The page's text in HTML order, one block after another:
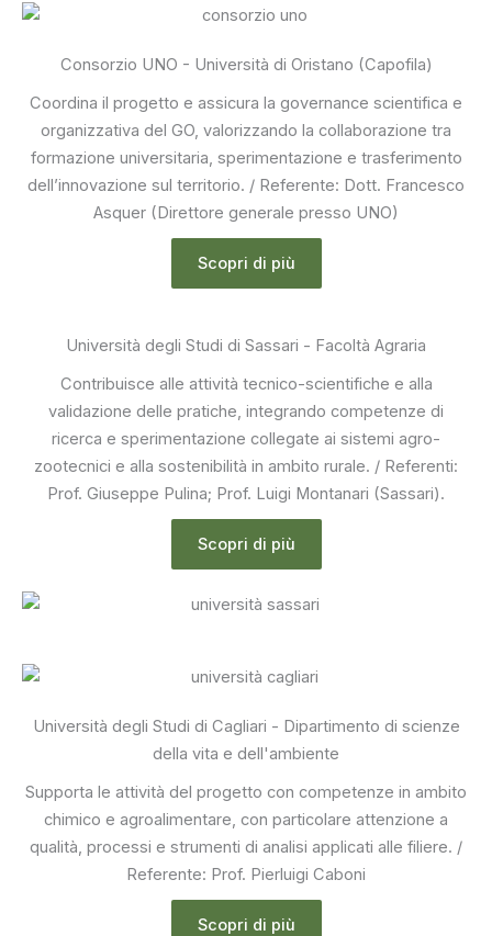
Consorzio UNO - Università di Oristano (Capofila)
Coordina il progetto e assicura la governance scientifica e
organizzativa del GO, valorizzando la collaborazione tra
formazione universitaria, sperimentazione e trasferimento
dell’innovazione sul territorio. / Referente: Dott. Francesco
Asquer (Direttore generale presso UNO)
Scopri di più
Università degli Studi di Sassari - Facoltà Agraria
Contribuisce alle attività tecnico-scientifiche e alla
validazione delle pratiche, integrando competenze di
ricerca e sperimentazione collegate ai sistemi agro-
zootecnici e alla sostenibilità in ambito rurale. / Referenti:
Prof. Giuseppe Pulina; Prof. Luigi Montanari (Sassari).
Scopri di più
Università degli Studi di Cagliari - Dipartimento di scienze
della vita e dell'ambiente
Supporta le attività del progetto con competenze in ambito
chimico e agroalimentare, con particolare attenzione a
qualità, processi e strumenti di analisi applicati alle filiere. /
Referente: Prof. Pierluigi Caboni
Scopri di più